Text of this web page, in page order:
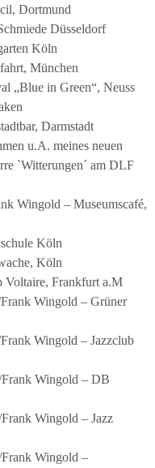
Dortmund
Düsseldorf
Köln
München
„Blue in Green“, Neuss
Darmstadt
u.A. meines neuen
`Witterungen´ am DLF
Wingold – Museumscafé,
Köln
Köln
Voltaire, Frankfurt a.M
Wingold – Grüner
Wingold – Jazzclub
Wingold – DB
Wingold – Jazz
Wingold –